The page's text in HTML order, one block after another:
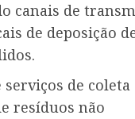
canais de
de deposição
serviços de coleta
resíduos não